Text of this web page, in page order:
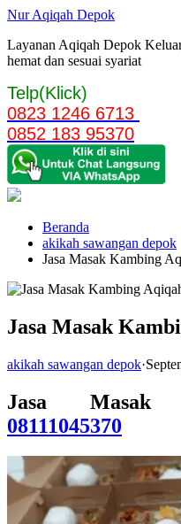
Langsung
konten
Nur Aqiqah Depok
Layanan Aqiqah Depok
hemat dan sesuai syariat
Telp(Klick)
0823 1246 6713
0852 183 95370
Beranda
akikah sawangan depok
Jasa Masak Kambing
Jasa Masak
akikah sawangan depok·
Jasa Masak
08111045370